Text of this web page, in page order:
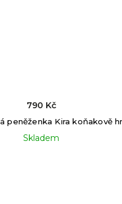
peněženka Kira koňakově
Skladem
790 Kč